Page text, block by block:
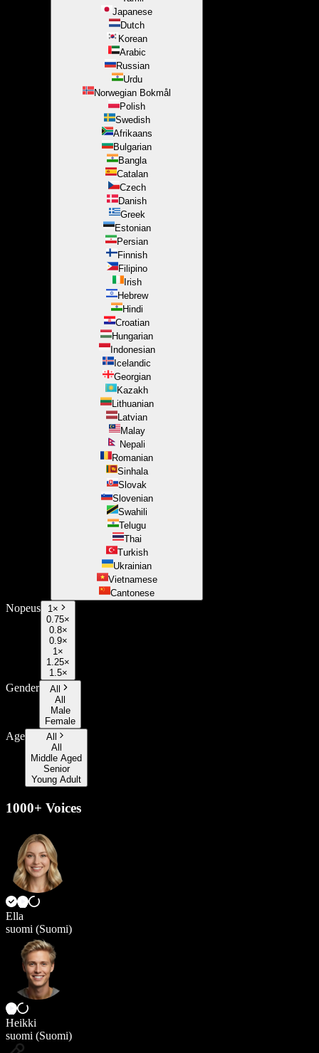
Japanese
Dutch
Korean
Arabic
Russian
Urdu
Norwegian Bokmål
Polish
Swedish
Afrikaans
Bulgarian
Bangla
Catalan
Czech
Danish
Greek
Estonian
Persian
Finnish
Filipino
Irish
Hebrew
Hindi
Croatian
Hungarian
Indonesian
Icelandic
Georgian
Kazakh
Lithuanian
Latvian
Malay
Nepali
Romanian
Sinhala
Slovak
Slovenian
Swahili
Telugu
Thai
Turkish
Ukrainian
Vietnamese
Cantonese
Nopeus 1×
0.75×
0.8×
0.9×
1×
1.25×
1.5×
Gender
All
All
Male
Female
Age
All
All
Middle Aged
Senior
Young Adult
1000+ Voices
Ella
suomi (Suomi)
Heikki
suomi (Suomi)